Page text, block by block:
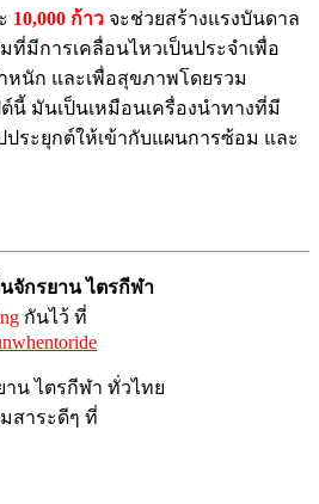
10,000 ก้าว จะช่วยสร้างแรงบันดาล
มีการเคลื่อนไหวเป็นประจำเพื่อ
นัก และเพื่อสุขภาพโดยรวม
นี้ มันเป็นเหมือนเครื่องนำทางที่มี
ระยุกต์ให้เข้ากับแผนการซ้อม และ
จักรยาน ไตรกีฬา
กันไว้ ที่
น ไตรกีฬา ทั่วไทย
สาระดีๆ ที่